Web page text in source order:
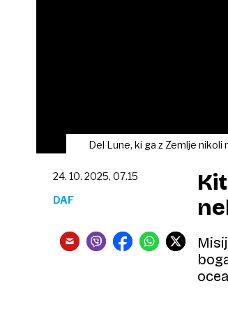
Del Lune, ki ga z Zemlje
24. 10. 2025, 07.15
DAF